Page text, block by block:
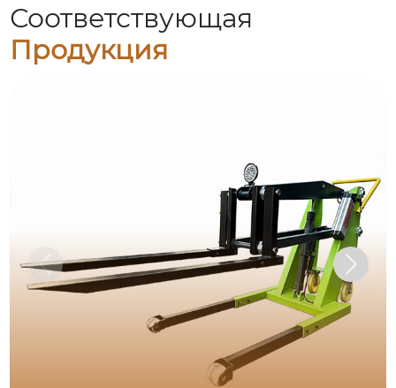
Соответствующая
Продукция